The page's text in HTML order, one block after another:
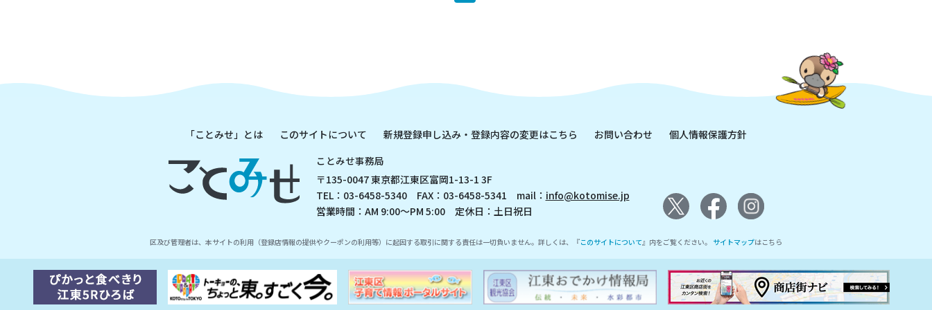
「ことみせ」とは このサイトについて 新規登録申し込み・登録内容の変更はこちら お問い合わせ
個人情報保護方針
ことみせ事務局
〒135-0047 東京都江東区富岡1-13-1 3F
TEL：03-6458-5340 FAX：03-6458-5341 mail： info@kotomise.jp
営業時間：AM 9:00～PM 5:00 定休日：土日祝日
区及び管理者は、本サイトの利用（登録店情報の提供やクーポンの利用等）に起因する取引に関する責任は一切負いません。詳しくは、『このサイトについて』内をご覧ください。 サイトマップはこちら